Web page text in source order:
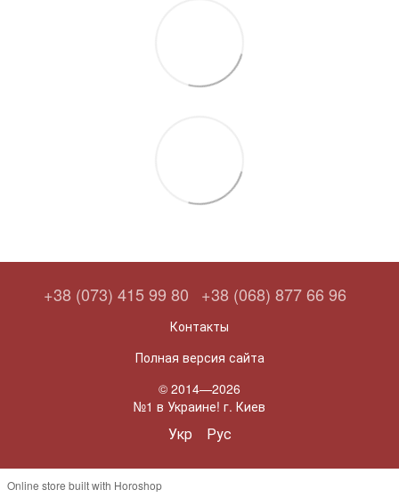
+38 (073) 415 99 80 +38 (068) 877 66 96
Контакты
Полная версия сайта
© 2014—2026
№1 в Украине! г. Киев
Укр Рус
Online store built with Horoshop